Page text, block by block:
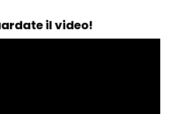
il video!